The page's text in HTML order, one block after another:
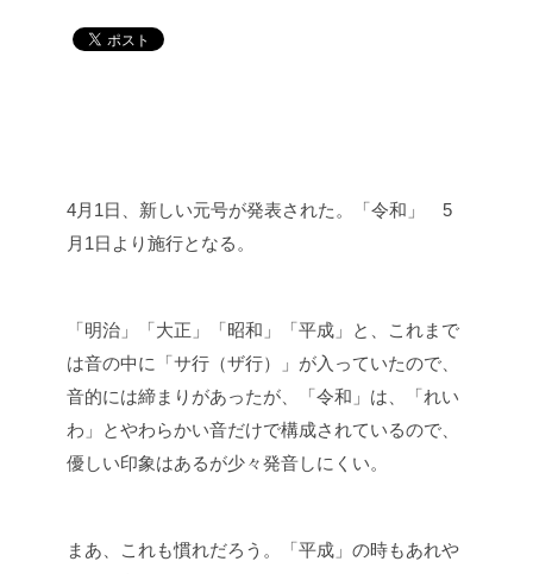
4月1日、新しい元号が発表された。「令和」 5
月1日より施行となる。
「明治」「大正」「昭和」「平成」と、これまで
は音の中に「サ行（ザ行）」が入っていたので、
音的には締まりがあったが、「令和」は、「れい
わ」とやわらかい音だけで構成されているので、
優しい印象はあるが少々発音しにくい。
まあ、これも慣れだろう。「平成」の時もあれや